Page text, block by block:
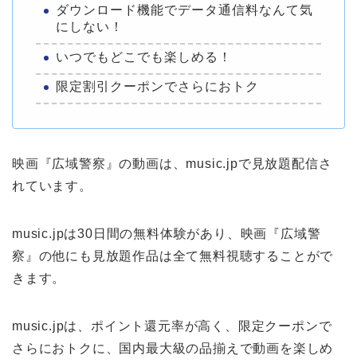
ダウンロード機能でデータ通信料なんて気
にしない！
いつでもどこでも楽しめる！
限定割引クーポンでさらにおトク
映画『広域警察』の動画は、music.jpで見放題配信さ
れています。
music.jpは30日間の無料体験があり、映画『広域警
察』の他にも見放題作品は全て無料視聴することがで
きます。
music.jpは、ポイント還元率が高く、限定クーポンで
さらにおトクに、国内最大級の品揃えで動画を楽しめ